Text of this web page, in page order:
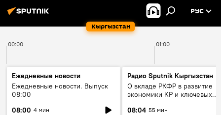
Кыргызстан
РУС
00:00 01:00
Ежедневные новости
Ежедневные новости. Выпуск
08:00
08:00 4 мин
Радио Sputnik Кыргызстан
О вкладе РКФР в развитие
экономики КР и ключевых
08:04 55 мин